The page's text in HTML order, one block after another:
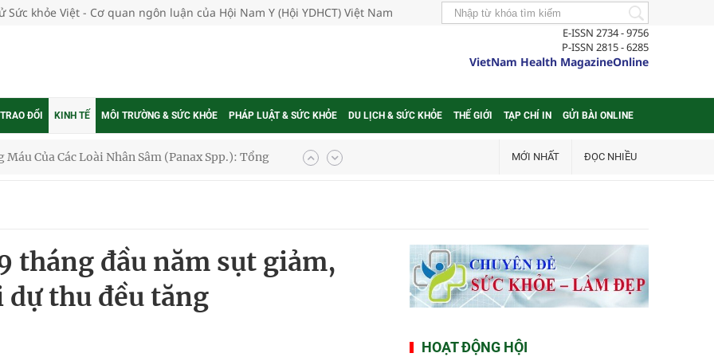
Sức khỏe Việt - Cơ quan ngôn luận của Hội Nam Y (Hội YDHCT) Việt Nam
E-ISSN 2734 - 9756
P-ISSN 2815 - 6285
VietNam Health MagazineOnline
ĐỔI KINH TẾ MÔI TRƯỜNG & SỨC KHỎE PHÁP LUẬT & SỨC KHỎE DU LỊCH & SỨC KHỎE THẾ GIỚI TẠP CHÍ IN GỬI BÀI ONLINE
Của Các Loài Nhân Sâm (Panax Spp.): Tổng
quốc
mới của Việt Nam
lực cho môi trường và cộng đồng
bảo hiểm y tế nếu không đăng ký khám theo yêu
MỚI NHẤT ĐỌC NHIỀU
tháng đầu năm sụt giảm,
dự thu đều tăng
HOẠT ĐỘNG HỘI